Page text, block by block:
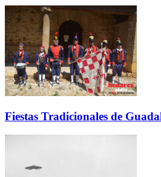
Fiestas Tradicionales de